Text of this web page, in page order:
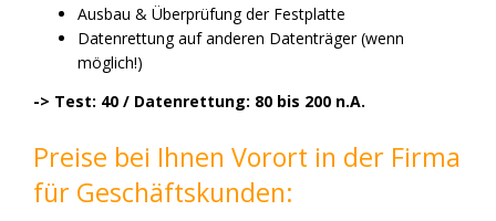
Ausbau & Überprüfung der Festplatte
Datenrettung auf anderen Datenträger (wenn
möglich!)
-> Test: 40 / Datenrettung: 80 bis 200 n.A.
Preise bei Ihnen Vorort in der Firma
für Geschäftskunden: